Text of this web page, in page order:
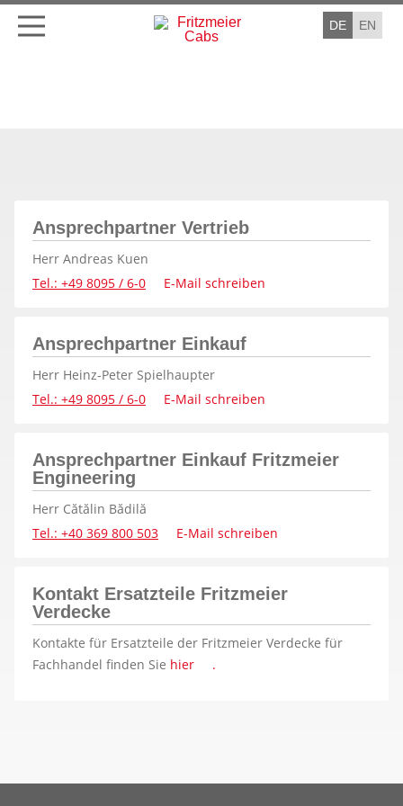
DE EN
Ansprechpartner Vertrieb
Herr Andreas Kuen
Tel.: +49 8095 / 6-0
E-Mail schreiben
Ansprechpartner Einkauf
Herr Heinz-Peter Spielhaupter
Tel.: +49 8095 / 6-0
E-Mail schreiben
Ansprechpartner Einkauf Fritzmeier
Engineering
Herr Cătălin Bădilă
Tel.: +40 369 800 503
E-Mail schreiben
Kontakt Ersatzteile Fritzmeier
Verdecke
Kontakte für Ersatzteile der Fritzmeier Verdecke für
Fachhandel finden Sie hier .